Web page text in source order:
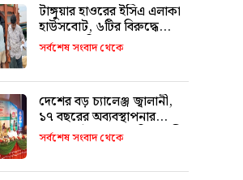
টাঙ্গুয়ার হাওরের ইসিএ এলাকা
হাউসবোট, ৬টির বিরুদ্ধে
মামলা–জরিমানা
সর্বশেষ সংবাদ থেকে
দেশের বড় চ্যালেঞ্জ জ্বালানী,
১৭ বছরের অব্যবস্থাপনার
কারণে এই অবস্থা: বাণিজ্যমন্ত্রী
সর্বশেষ সংবাদ থেকে